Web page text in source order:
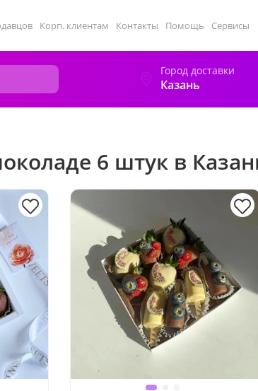
Корп. клиентам Контакты Помощь Сервисы
Город доставки
Казань
6 штук в